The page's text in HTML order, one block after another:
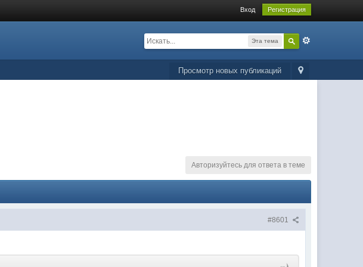
Вход Регистрация
Эта тема
Просмотр новых публикаций
Авторизуйтесь для ответа в теме
#8601